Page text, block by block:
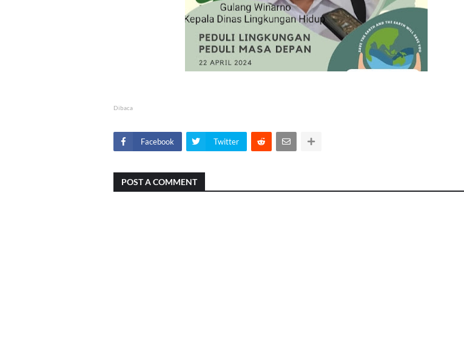
Dibaca
Facebook Twitter
POST A COMMENT